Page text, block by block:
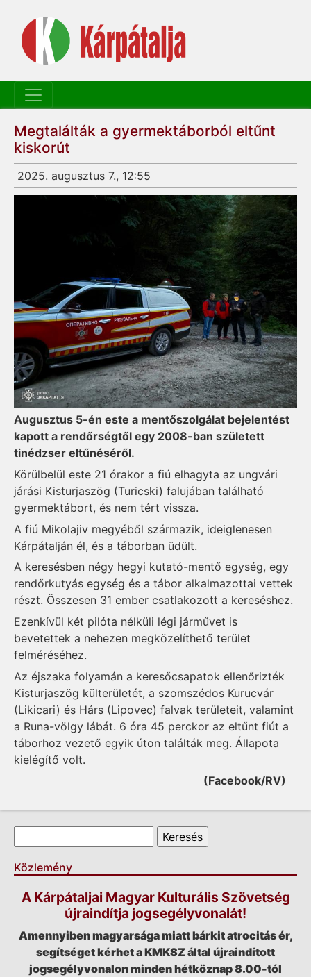
Megtalálták a gyermektáborból eltűnt
kiskorút
2025. augusztus 7., 12:55
Augusztus 5-én este a mentőszolgálat bejelentést
kapott a rendőrségtől egy 2008-ban született
tinédzser eltűnéséről.
Körülbelül este 21 órakor a fiú elhagyta az ungvári
járási Kisturjaszög (Turicski) falujában található
gyermektábort, és nem tért vissza.
A fiú Mikolajiv megyéből származik, ideiglenesen
Kárpátalján él, és a táborban üdült.
A keresésben négy hegyi kutató-mentő egység, egy
rendőrkutyás egység és a tábor alkalmazottai vettek
részt. Összesen 31 ember csatlakozott a kereséshez.
Ezenkívül két pilóta nélküli légi járművet is
bevetettek a nehezen megközelíthető terület
felméréséhez.
Az éjszaka folyamán a keresőcsapatok ellenőrizték
Kisturjaszög külterületét, a szomszédos Kurucvár
(Likicari) és Hárs (Lipovec) falvak területeit, valamint
a Runa-völgy lábát. 6 óra 45 perckor az eltűnt fiút a
táborhoz vezető egyik úton találták meg. Állapota
kielégítő volt.
(Facebook/RV)
Keresés űrlap
Közlemény
A Kárpátaljai Magyar Kulturális Szövetség
újraindítja jogsegélyvonalát!
Amennyiben magyarsága miatt bárkit atrocitás ér,
segítséget kérhet a KMKSZ által újraindított
jogsegélyvonalon minden hétköznap 8.00-tól